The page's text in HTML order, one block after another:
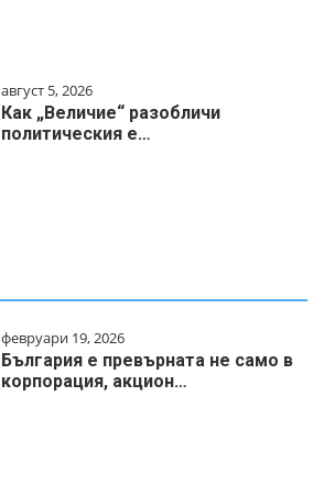
август 5, 2026
Как „Величие“ разобличи
политическия е…
февруари 19, 2026
България е превърната не само в
корпорация, акцион…